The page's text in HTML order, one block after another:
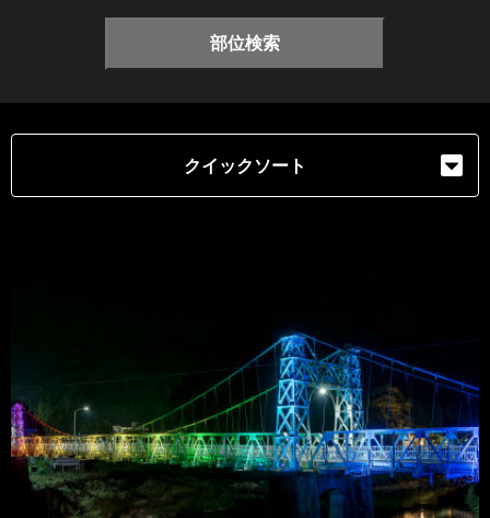
部位検索
クイックソート